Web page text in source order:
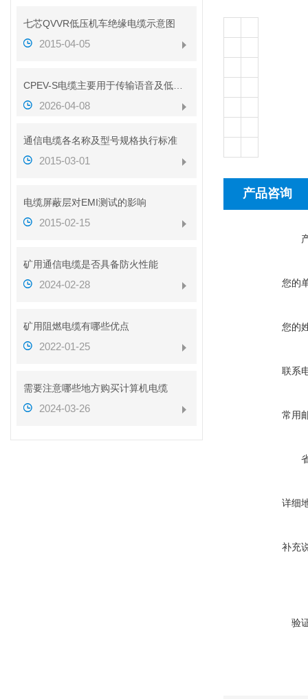
七芯QVVR低压机车绝缘电缆示意图
2015-04-05
2026-04-08
通信电缆各名称及型号规格执行标准
2015-03-01
电缆屏蔽层对EMI测试的影响
2015-02-15
矿用通信电缆是否具备防火性能
2024-02-28
矿用阻燃电缆有哪些优点
2022-01-25
需要注意哪些地方购买计算机电缆
2024-03-26
产品咨询
您的
您的
联系
常用
详细
补充
验